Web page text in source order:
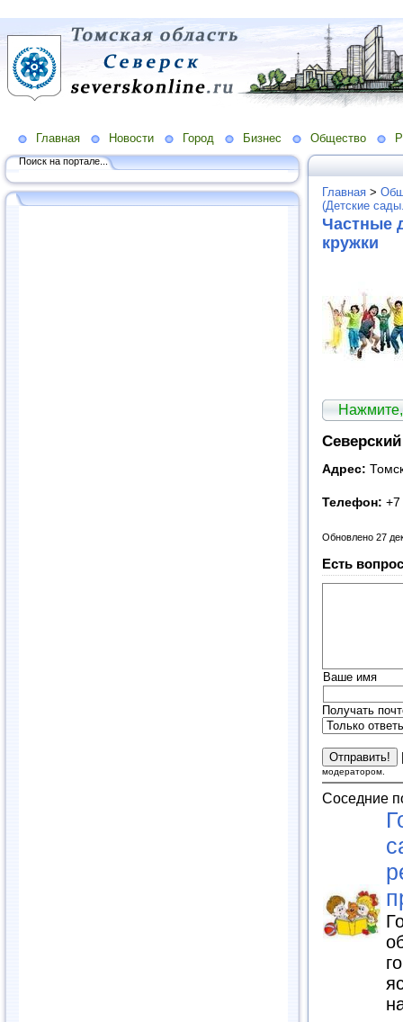
Главная Новости Город Бизнес Общество
Поиск на портале...
Главная >
(Детские
Частные
кружки
Северский
Адрес:
Телефон: +7
Обновлено 27
Есть
Ваше имя
Получать
модератором.
Соседние